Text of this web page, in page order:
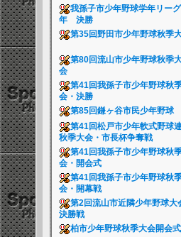
我孫子市少年野球学年リー
年 決勝
第35回野田市少年野球秋季
第80回流山市少年野球秋季
会
第41回我孫子市少年野球秋
会・決勝
第85回鎌ヶ谷市民少年野球
第41回松戸市少年軟式野球
秋季大会・市長杯争奪戦
第41回我孫子市少年野球秋
会・開会式
第41回我孫子市少年野球秋
会・開幕戦
第2回流山市近隣少年野球大
決勝戦
柏市少年野球秋季大会開会式